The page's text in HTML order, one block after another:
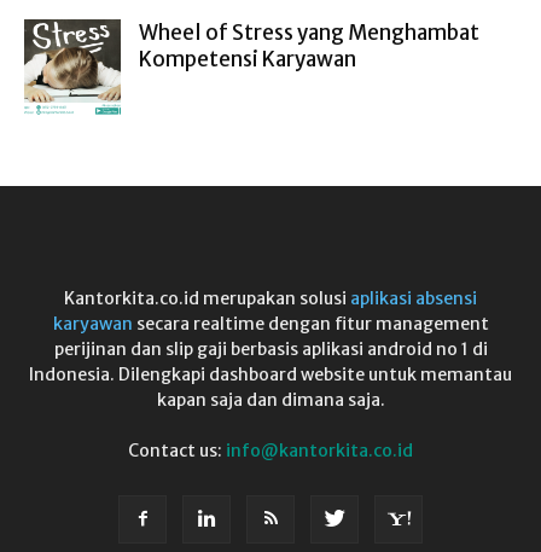
Wheel of Stress yang Menghambat
Kompetensi Karyawan
Kantorkita.co.id merupakan solusi aplikasi absensi
karyawan secara realtime dengan fitur management
perijinan dan slip gaji berbasis aplikasi android no 1 di
Indonesia. Dilengkapi dashboard website untuk memantau
kapan saja dan dimana saja.
Contact us: info@kantorkita.co.id